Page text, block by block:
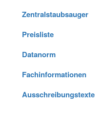
Zentralstaubsauger
Preisliste
Datanorm
Fachinformationen
Ausschreibungstexte